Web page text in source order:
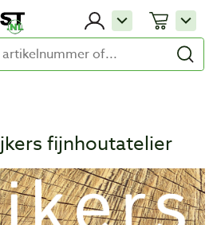
fijnhoutatelier